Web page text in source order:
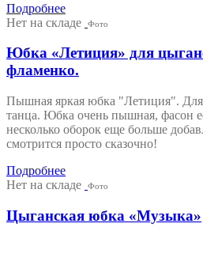
Подробнее
Нет на складе
Фото
Юбка «Летиция» для
фламенко.
Пышная яркая юбка "Летиция". Для
танца. Юбка очень пышная, фасон
несколько оборок еще больше
смотрится просто сказочно!
Подробнее
Нет на складе
Фото
Цыганская юбка «Музыка»